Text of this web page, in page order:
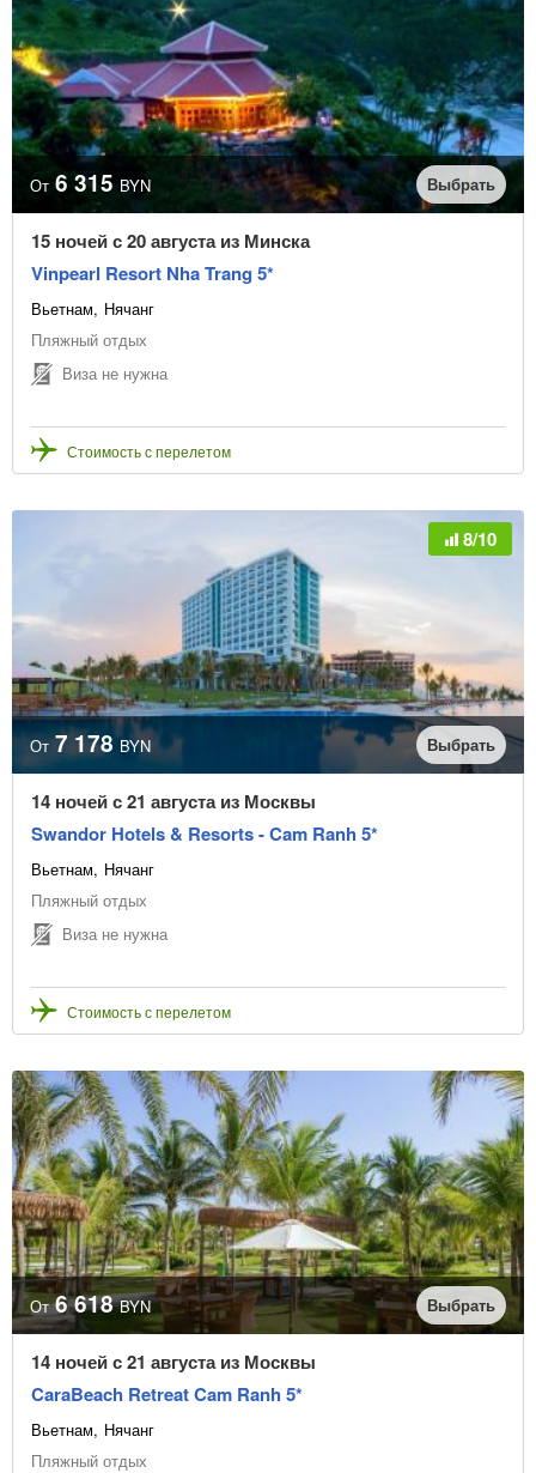
От 6 315 BYN Выбрать
15 ночей с 20 августа из Минска
Vinpearl Resort Nha Trang 5*
Вьетнам Нячанг
Пляжный отдых
Виза не нужна
Стоимость с перелетом
8/10
От 7 178 BYN Выбрать
14 ночей с 21 августа из Москвы
Swandor Hotels & Resorts - Cam Ranh 5*
Вьетнам Нячанг
Пляжный отдых
Виза не нужна
Стоимость с перелетом
От 6 618 BYN Выбрать
14 ночей с 21 августа из Москвы
CaraBeach Retreat Cam Ranh 5*
Вьетнам Нячанг
Пляжный отдых